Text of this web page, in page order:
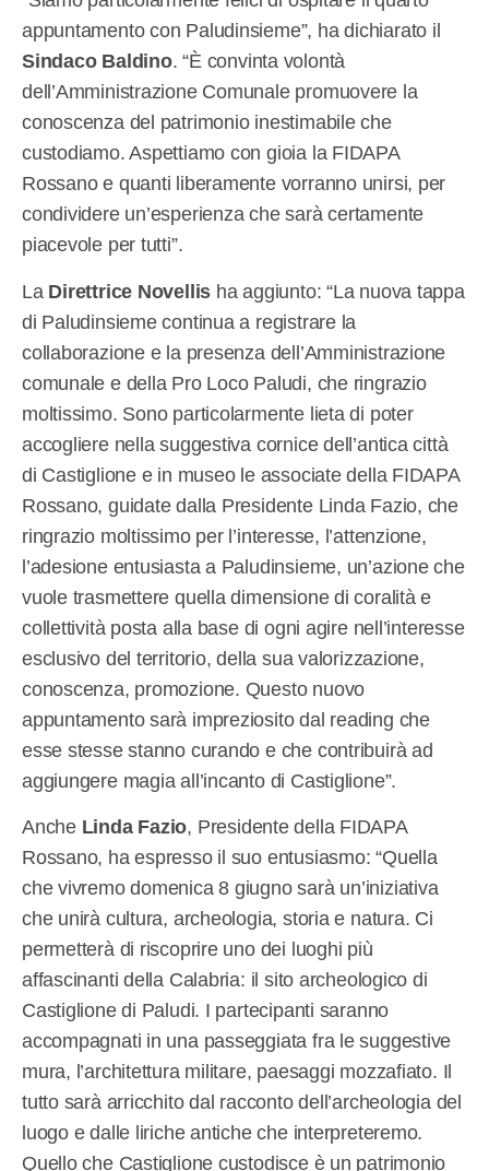
appuntamento con Paludinsieme”, ha dichiarato il
Sindaco Baldino. “È convinta volontà
dell’Amministrazione Comunale promuovere la
conoscenza del patrimonio inestimabile che
custodiamo. Aspettiamo con gioia la FIDAPA
Rossano e quanti liberamente vorranno unirsi, per
condividere un’esperienza che sarà certamente
piacevole per tutti”.
La Direttrice Novellis ha aggiunto: “La nuova tappa
di Paludinsieme continua a registrare la
collaborazione e la presenza dell’Amministrazione
comunale e della Pro Loco Paludi, che ringrazio
moltissimo. Sono particolarmente lieta di poter
accogliere nella suggestiva cornice dell’antica città
di Castiglione e in museo le associate della FIDAPA
Rossano, guidate dalla Presidente Linda Fazio, che
ringrazio moltissimo per l’interesse, l’attenzione,
l’adesione entusiasta a Paludinsieme, un’azione che
vuole trasmettere quella dimensione di coralità e
collettività posta alla base di ogni agire nell’interesse
esclusivo del territorio, della sua valorizzazione,
conoscenza, promozione. Questo nuovo
appuntamento sarà impreziosito dal reading che
esse stesse stanno curando e che contribuirà ad
aggiungere magia all’incanto di Castiglione”.
Anche Linda Fazio, Presidente della FIDAPA
Rossano, ha espresso il suo entusiasmo: “Quella
che vivremo domenica 8 giugno sarà un’iniziativa
che unirà cultura, archeologia, storia e natura. Ci
permetterà di riscoprire uno dei luoghi più
affascinanti della Calabria: il sito archeologico di
Castiglione di Paludi. I partecipanti saranno
accompagnati in una passeggiata fra le suggestive
mura, l’architettura militare, paesaggi mozzafiato. Il
tutto sarà arricchito dal racconto dell’archeologia del
luogo e dalle liriche antiche che interpreteremo.
Quello che Castiglione custodisce è un patrimonio